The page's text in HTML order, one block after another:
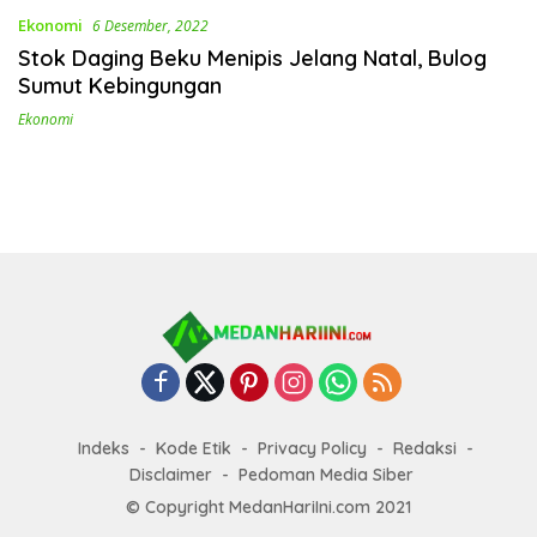
Ekonomi 6 Desember, 2022
Stok Daging Beku Menipis Jelang Natal, Bulog
Sumut Kebingungan
Ekonomi
Indeks Kode Etik Privacy Policy
Redaksi
Disclaimer
Pedoman Media Siber
© Copyright MedanHariIni.com 2021